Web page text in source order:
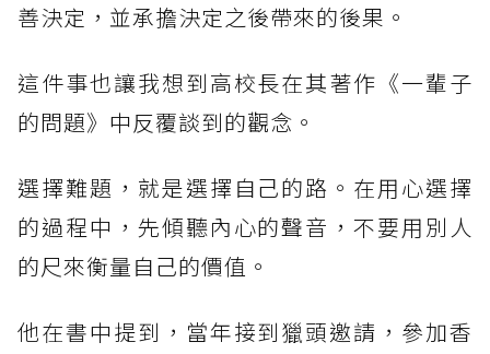
善決定，並承擔決定之後帶來的後果。
這件事也讓我想到高校長在其著作《一輩子
的問題》中反覆談到的觀念。
選擇難題，就是選擇自己的路。在用心選擇
的過程中，先傾聽內心的聲音，不要用別人
的尺來衡量自己的價值。
他在書中提到，當年接到獵頭邀請，參加香